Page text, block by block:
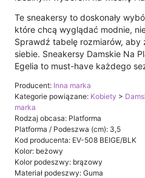
Te sneakersy to doskonały
które chcą wyglądać modnie,
Sprawdź tabelę rozmiarów, aby
siebie. Sneakersy Damskie Na
Egelia to must-have każdego
Producent: Inna marka
Kategorie powiązane: Kobiety >
marka
Rodzaj obcasa: Platforma
Platforma / Podeszwa (cm): 3,5
Kod producenta: EV-508 BEIGE/BLK
Kolor: beżowy
Kolor podeszwy: brązowy
Materiał podeszwy: Guma